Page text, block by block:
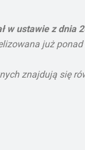
w ustawie z
już ponad
znajdują się